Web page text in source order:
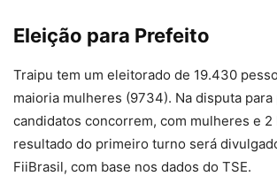
Eleição para Prefeito
Traipu tem um eleitorado de 19.430
maioria mulheres (9734). Na disputa
candidatos concorrem, com mulheres e 2
resultado do primeiro turno será
FiiBrasil, com base nos dados do TSE.